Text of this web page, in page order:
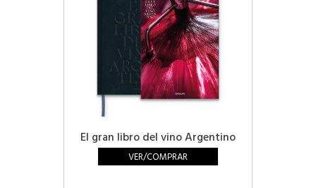
El gran libro del vino Argentino
VER/COMPRAR